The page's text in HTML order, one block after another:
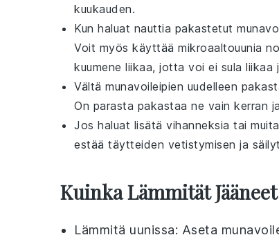
kuukauden.
Kun haluat nauttia pakastetut
Voit myös käyttää mikroaaltouunia
kuumene liikaa, jotta voi ei sula liikaa
Vältä munavoileipien uudelleen
On parasta pakastaa ne vain kerran
Jos haluat lisätä vihanneksia tai
estää täytteiden vetistymisen ja
Kuinka Lämmität
Lämmitä uunissa: Aseta